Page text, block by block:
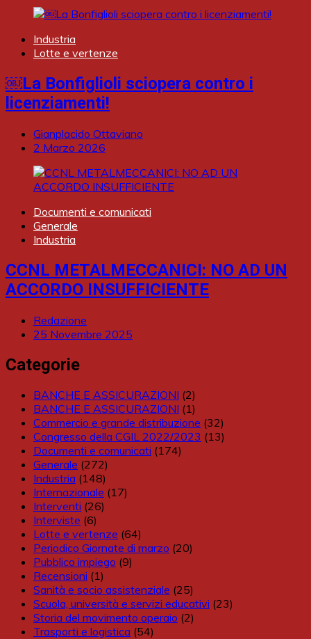
Industria
Lotte e vertenze
￼La Bonfiglioli sciopera contro i
licenziamenti!
Gianplacido Ottaviano
2 Marzo 2026
Documenti e comunicati
Generale
Industria
CCNL METALMECCANICI: NO AD UN
ACCORDO INSUFFICIENTE
Redazione
25 Novembre 2025
Categorie
BANCHE E ASSICURAZIONI (2)
BANCHE E ASSICURAZIONI (1)
Commercio e grande distribuzione (32)
Congresso della CGIL 2022/2023 (13)
Documenti e comunicati (174)
Generale (272)
Industria (148)
Internazionale (17)
Interventi (26)
Interviste (6)
Lotte e vertenze (64)
Periodico Giornate di marzo (20)
Pubblico impiego (9)
Recensioni (1)
Sanità e socio assistenziale (25)
Scuola, università e servizi educativi (23)
Storia del movimento operaio (2)
Trasporti e logistica (54)